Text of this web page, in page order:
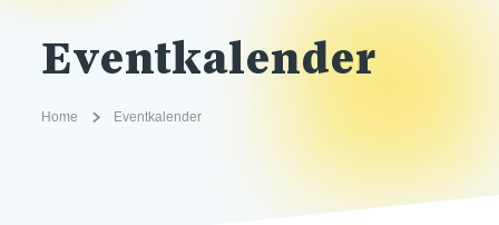
Eventkalender
Home Eventkalender